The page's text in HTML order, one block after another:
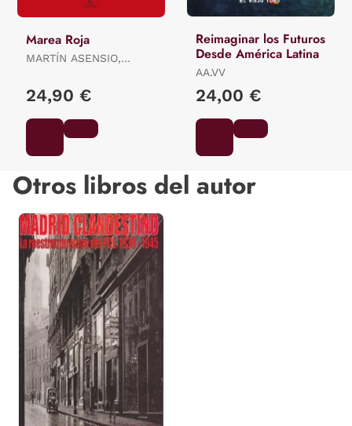
Marea Roja
MARTÍN ASENSIO,
24,90 €
Reimaginar los Futuros
Desde América Latina
AA.VV
24,00 €
Otros libros del autor